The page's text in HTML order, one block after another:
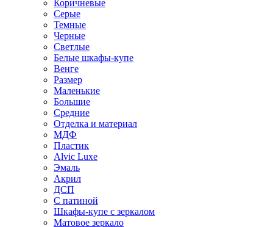
Коричневые
Серые
Темные
Черные
Светлые
Белые шкафы-купе
Венге
Размер
Маленькие
Большие
Средние
Отделка и материал
МДФ
Пластик
Alvic Luxe
Эмаль
Акрил
ДСП
С патиной
Шкафы-купе с зеркалом
Матовое зеркало